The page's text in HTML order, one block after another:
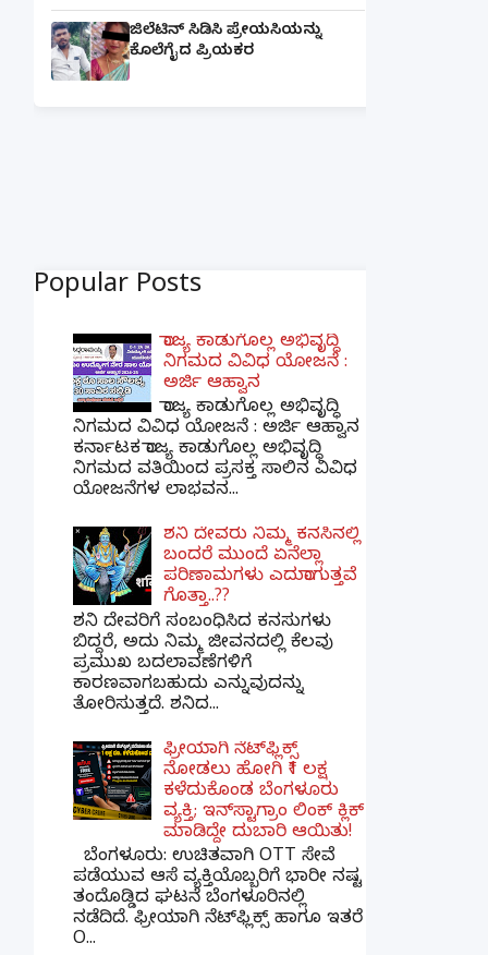
ಜಿಲೆಟಿನ್ ಸಿಡಿಸಿ ಪ್ರೇಯಸಿಯನ್ನು
ಕೊಲೆಗೈದ ಪ್ರಿಯಕರ
Popular Posts
ರಾಜ್ಯ ಕಾಡುಗೊಲ್ಲ ಅಭಿವೃದ್ಧಿ
ನಿಗಮದ ವಿವಿಧ ಯೋಜನೆ :
ಅರ್ಜಿ ಆಹ್ವಾನ
ರಾಜ್ಯ ಕಾಡುಗೊಲ್ಲ ಅಭಿವೃದ್ಧಿ
ನಿಗಮದ ವಿವಿಧ ಯೋಜನೆ : ಅರ್ಜಿ ಆಹ್ವಾನ
ಕರ್ನಾಟಕ ರಾಜ್ಯ ಕಾಡುಗೊಲ್ಲ ಅಭಿವೃದ್ಧಿ
ನಿಗಮದ ವತಿಯಿಂದ ಪ್ರಸಕ್ತ ಸಾಲಿನ ವಿವಿಧ
ಯೋಜನೆಗಳ ಲಾಭವನ...
ಶನಿ ದೇವರು ನಿಮ್ಮ ಕನಸಿನಲ್ಲಿ
ಬಂದರೆ ಮುಂದೆ ಏನೆಲ್ಲಾ
ಪರಿಣಾಮಗಳು ಎದುರಾಗುತ್ತವೆ
ಗೊತ್ತಾ..??
ಶನಿ ದೇವರಿಗೆ ಸಂಬಂಧಿಸಿದ ಕನಸುಗಳು
ಬಿದ್ದರೆ, ಅದು ನಿಮ್ಮ ಜೀವನದಲ್ಲಿ ಕೆಲವು
ಪ್ರಮುಖ ಬದಲಾವಣೆಗಳಿಗೆ
ಕಾರಣವಾಗಬಹುದು ಎನ್ನುವುದನ್ನು
ತೋರಿಸುತ್ತದೆ. ಶನಿದ...
ಫ್ರೀಯಾಗಿ ನೆಟ್‌ಫ್ಲಿಕ್ಸ್
ನೋಡಲು ಹೋಗಿ ₹1 ಲಕ್ಷ
ಕಳೆದುಕೊಂಡ ಬೆಂಗಳೂರು
ವ್ಯಕ್ತಿ; ಇನ್‌ಸ್ಟಾಗ್ರಾಂ ಲಿಂಕ್ ಕ್ಲಿಕ್
ಮಾಡಿದ್ದೇ ದುಬಾರಿ ಆಯಿತು!
ಬೆಂಗಳೂರು: ಉಚಿತವಾಗಿ OTT ಸೇವೆ
ಪಡೆಯುವ ಆಸೆ ವ್ಯಕ್ತಿಯೊಬ್ಬರಿಗೆ ಭಾರೀ ನಷ್ಟ
ತಂದೊಡ್ಡಿದ ಘಟನೆ ಬೆಂಗಳೂರಿನಲ್ಲಿ
ನಡೆದಿದೆ. ಫ್ರೀಯಾಗಿ ನೆಟ್‌ಫ್ಲಿಕ್ಸ್ ಹಾಗೂ ಇತರೆ
O...